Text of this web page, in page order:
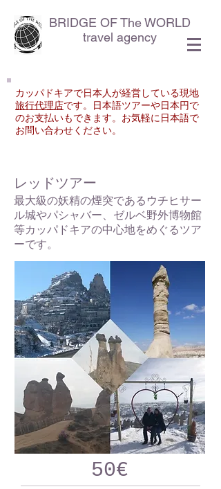
BRIDGE OF The WORLD
travel agency
カッパドキアで日本人が経営している現地
旅行代理店です。
日本語ツアーや日本円で
のお支払いもできます。 ​お気軽に日本語で
お問い合わせください。
​レッドツアー
最大級の妖精の煙突であるウチヒサー
ル城やパシャバー、ゼルベ野外博物館
等カッパドキアの中心地をめぐるツア
ーです。
50€